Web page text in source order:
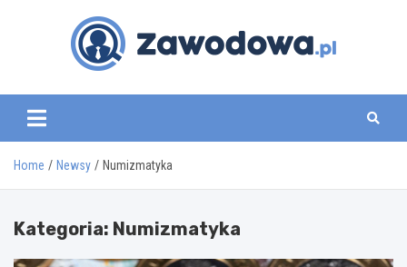
zawodowa.pl
Home Newsy Numizmatyka
Kategoria: Numizmatyka